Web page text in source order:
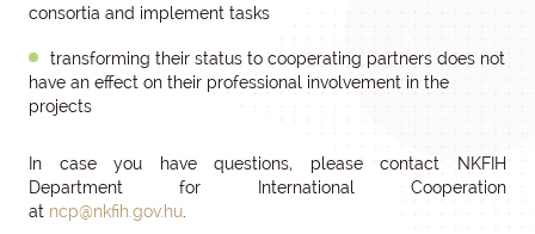
consortia and implement tasks
transforming their status to cooperating partners does not
have an effect on their professional involvement in the
projects
In case you have questions, please contact NKFIH
Department for International Cooperation
at ncp@nkfih.gov.hu